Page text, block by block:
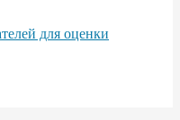
для оценки